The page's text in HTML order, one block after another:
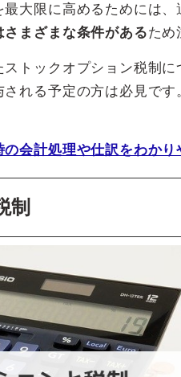
大限に高めるためには
さまざまな条件があるため
トックオプション税制
れる予定の方は必見です
会計処理や仕訳をわかり
制